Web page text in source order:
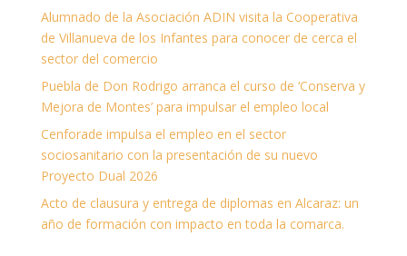
Alumnado de la Asociación ADIN visita la Cooperativa
de Villanueva de los Infantes para conocer de cerca el
sector del comercio
Puebla de Don Rodrigo arranca el curso de ‘Conserva y
Mejora de Montes’ para impulsar el empleo local
Cenforade impulsa el empleo en el sector
sociosanitario con la presentación de su nuevo
Proyecto Dual 2026
Acto de clausura y entrega de diplomas en Alcaraz: un
año de formación con impacto en toda la comarca.